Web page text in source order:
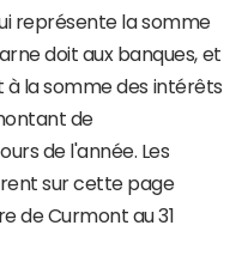
représente la somme
doit aux banques, et
à la somme des intérêts
de
de l'année. Les
sur cette page
de Curmont au 31